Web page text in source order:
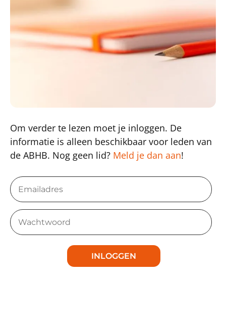
Om verder te lezen moet je inloggen. De
informatie is alleen beschikbaar voor leden van
de ABHB. Nog geen lid? Meld je dan aan!